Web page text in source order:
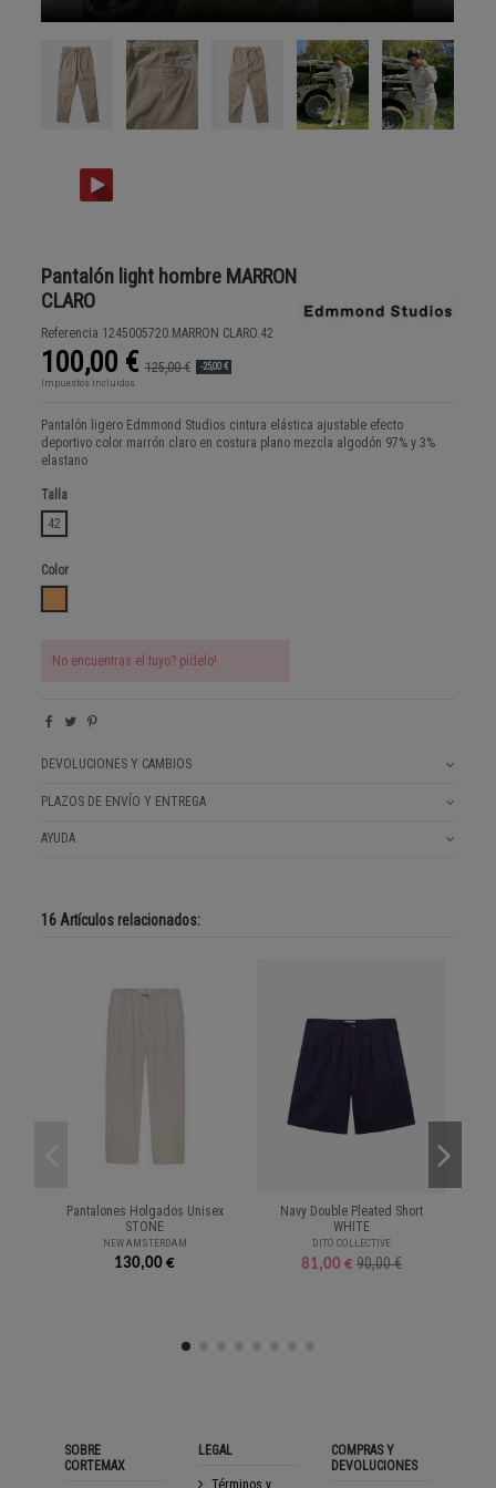
Pantalón light hombre MARRON
CLARO
Referencia 1245005720.MARRON CLARO.42
100,00 € 125,00 € -25,00 €
Impuestos incluidos
Pantalón ligero Edmmond Studios cintura elástica ajustable efecto
deportivo color marrón claro en costura plano mezcla algodón 97% y 3%
elastano
Talla
42
Color
No encuentras el tuyo? pídelo!
DEVOLUCIONES Y CAMBIOS
PLAZOS DE ENVÍO Y ENTREGA
AYUDA
16 Artículos relacionados:
Pantalones Holgados Unisex
STONE
NEW AMSTERDAM
130,00 €
Navy Double Pleated Short
WHITE
DITO COLLECTIVE
81,00 € 90,00 €
SOBRE
CORTEMAX
LEGAL
Términos y
COMPRAS Y
DEVOLUCIONES